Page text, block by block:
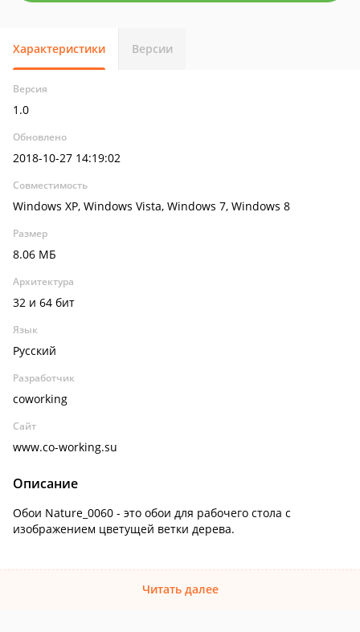
Характеристики Версии
Версия
1.0
Обновлено
2018-10-27 14:19:02
Совместимость
Windows XP, Windows Vista, Windows 7, Windows 8
Размер
8.06 МБ
Архитектура
32 и 64 бит
Язык
Русский
Разработчик
coworking
Сайт
www.co-working.su
Описание
Обои Nature_0060 - это обои для рабочего стола с
изображением цветущей ветки дерева.
Читать далее